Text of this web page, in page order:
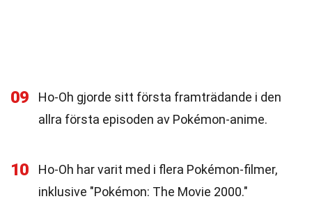
09
Ho-Oh gjorde sitt första framträdande i den
allra första episoden av Pokémon-anime.
10
Ho-Oh har varit med i flera Pokémon-filmer,
inklusive "Pokémon: The Movie 2000."